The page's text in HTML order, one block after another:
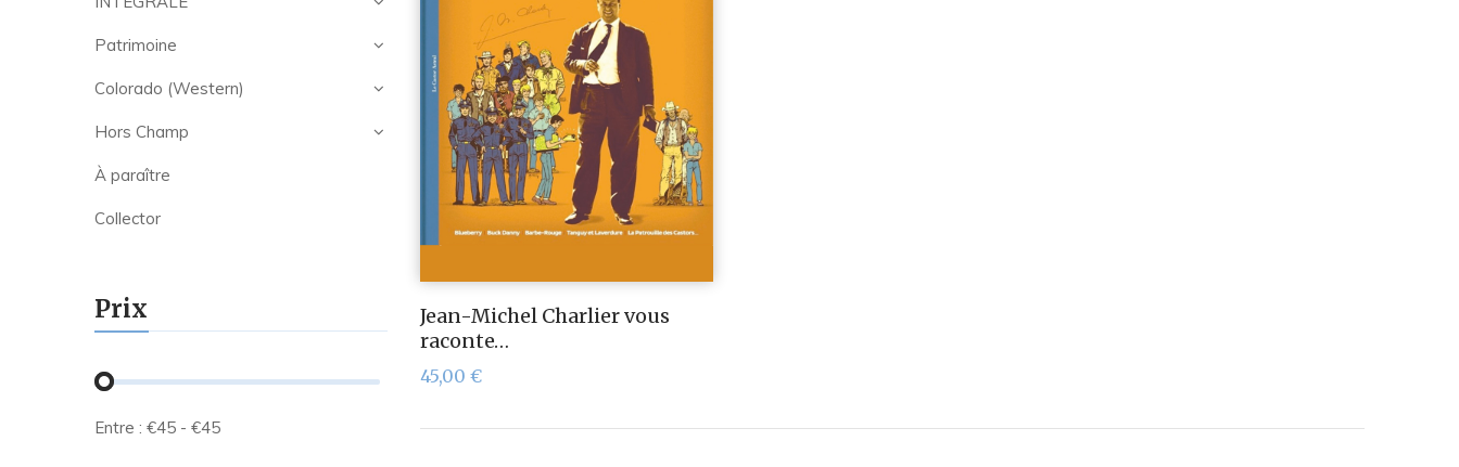
Patrimoine
Colorado (Western)
Hors Champ
À paraître
Collector
Prix
Entre : €45 - €45
Jean-Michel Charlier vous
raconte…
45,00 €